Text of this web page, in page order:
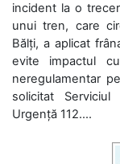
incident la o
unui tren, care
Bălți, a aplicat
evite impactul
neregulamentar
solicitat
Urgență 112....